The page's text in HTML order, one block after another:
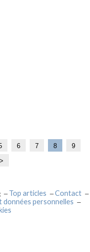
6 7 8
9
Top articles
Contact
données personnelles